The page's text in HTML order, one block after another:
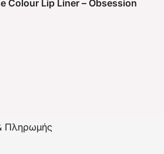
Colour Lip Liner – Obsession
Πληρωμής